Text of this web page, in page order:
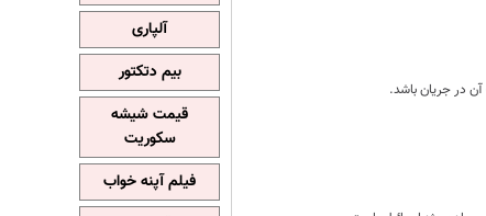
آلپاری
بیم دتکتور
قیمت شیشه
سکوریت
فیلم آپنه خواب